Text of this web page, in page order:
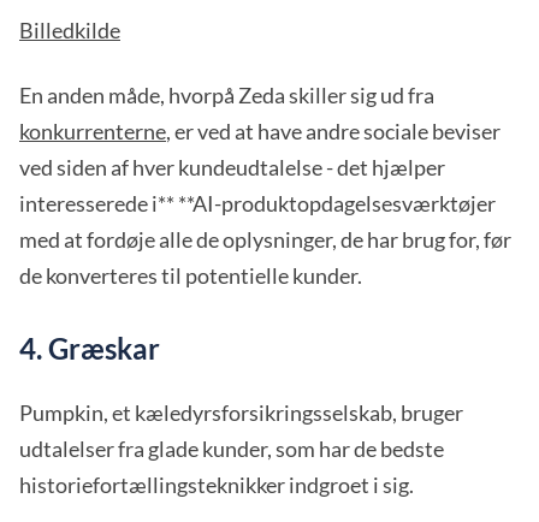
Billedkilde
En anden måde, hvorpå Zeda skiller sig ud fra
konkurrenterne, er ved at have andre sociale beviser
ved siden af hver kundeudtalelse - det hjælper
interesserede i** **AI-produktopdagelsesværktøjer
med at fordøje alle de oplysninger, de har brug for, før
de konverteres til potentielle kunder.
4. Græskar
Pumpkin, et kæledyrsforsikringsselskab, bruger
udtalelser fra glade kunder, som har de bedste
historiefortællingsteknikker indgroet i sig.